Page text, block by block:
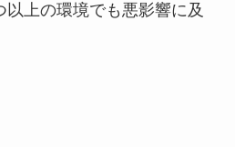
以上の環境でも悪影響に及